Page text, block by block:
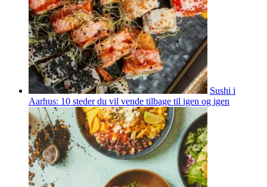
Sushi i
Aarhus: 10 steder du vil vende tilbage til igen og igen